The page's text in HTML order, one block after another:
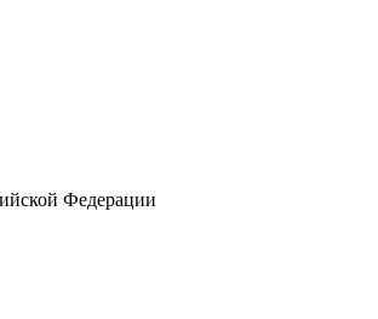
Федерации